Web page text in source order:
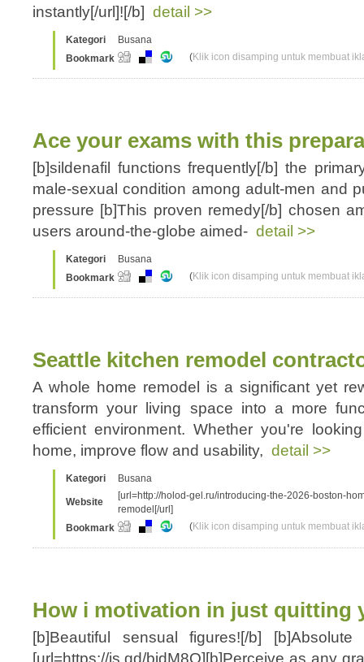
instantly[/url]![/b] detail >>
Kategori
Busana
Bookmark
(Klik icon disamping untuk membuat
Ace your exams with this
[b]sildenafil functions frequently[/b] the
male-sexual condition among adult-men and
pressure [b]This proven remedy[/b] chosen
users around-the-globe aimed- detail >>
Kategori
Busana
Bookmark
(Klik icon disamping untuk membuat
Seattle kitchen remodel
A whole home remodel is a significant yet
transform your living space into a more
efficient environment. Whether you're
home, improve flow and usability, detail >>
Kategori Busana
Website
[url=http://holod-gel.ru/introducing-the-2026-boston-
remodel[/url]
Bookmark
(Klik icon disamping untuk membuat
How i motivation in just quitting
[b]Beautiful sensual figures![/b]
[url=https://is.gd/bidM8O][b]Perceive as any